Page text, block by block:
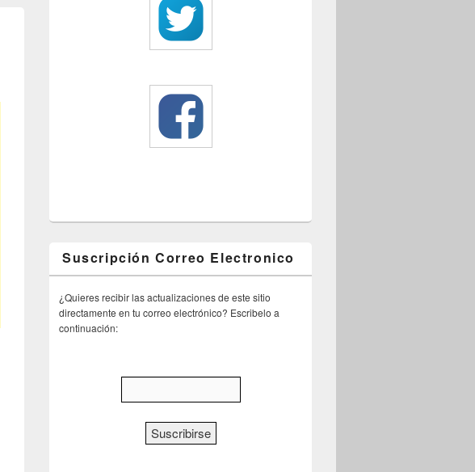
Suscripción Correo Electronico
¿Quieres recibir las actualizaciones de este sitio
directamente en tu correo electrónico? Escribelo a
continuación: